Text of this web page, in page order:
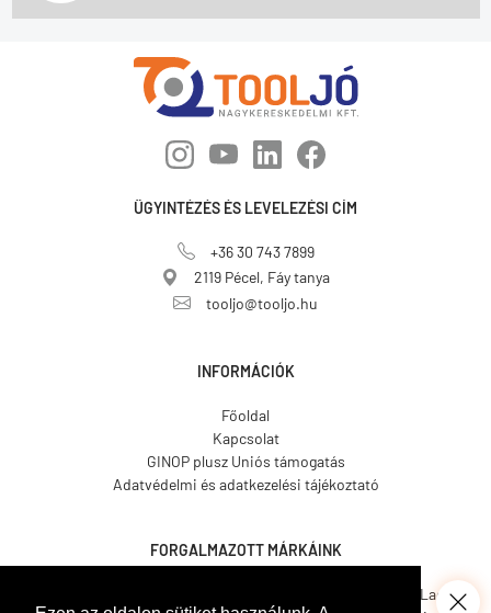
ÜGYINTÉZÉS ÉS LEVELEZÉSI CÍM
+36 30 743 7899
2119 Pécel, Fáy tanya
tooljo@tooljo.hu
INFORMÁCIÓK
Főoldal
Kapcsolat
GINOP plusz Uniós támogatás
Adatvédelmi és adatkezelési tájékoztató
FORGALMAZOTT MÁRKÁINK
CosmosLac.